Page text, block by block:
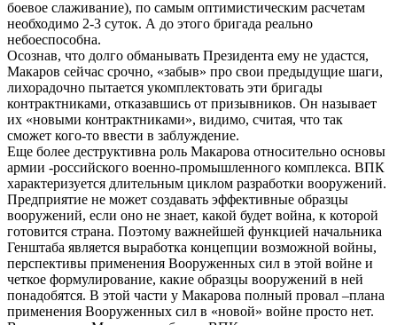
боевое слаживание), по самым оптимистическим расчетам
необходимо 2-3 суток. А до этого бригада реально
небоеспособна.
Осознав, что долго обманывать Президента ему не удастся,
Макаров сейчас срочно, «забыв» про свои предыдущие шаги,
лихорадочно пытается укомплектовать эти бригады
контрактниками, отказавшись от призывников. Он называет
их «новыми контрактниками», видимо, считая, что так
сможет кого-то ввести в заблуждение.
Еще более деструктивна роль Макарова относительно основы
армии -российского военно-промышленного комплекса. ВПК
характеризуется длительным циклом разработки вооружений.
Предприятие не может создавать эффективные образцы
вооружений, если оно не знает, какой будет война, к которой
готовится страна. Поэтому важнейшей функцией начальника
Генштаба является выработка концепции возможной войны,
перспективы применения Вооруженных сил в этой войне и
четкое формулирование, какие образцы вооружений в ней
понадобятся. В этой части у Макарова полный провал –плана
применения Вооруженных сил в «новой» войне просто нет.